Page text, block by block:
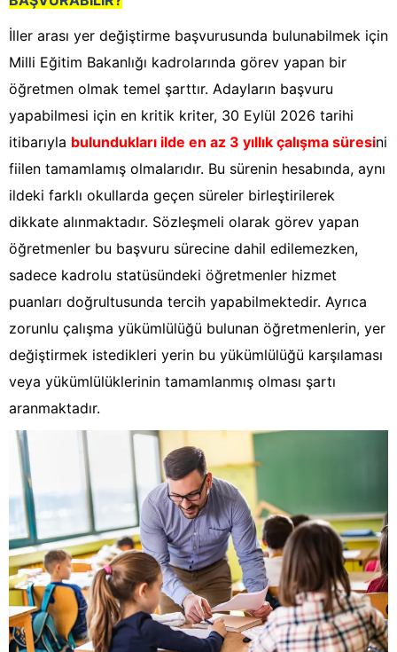
İller arası yer değiştirme başvurusunda bulunabilmek için
Milli Eğitim Bakanlığı kadrolarında görev yapan bir
öğretmen olmak temel şarttır. Adayların başvuru
yapabilmesi için en kritik kriter, 30 Eylül 2026 tarihi
itibarıyla bulundukları ilde en az 3 yıllık çalışma süresini
fiilen tamamlamış olmalarıdır. Bu sürenin hesabında, aynı
ildeki farklı okullarda geçen süreler birleştirilerek
dikkate alınmaktadır. Sözleşmeli olarak görev yapan
öğretmenler bu başvuru sürecine dahil edilemezken,
sadece kadrolu statüsündeki öğretmenler hizmet
puanları doğrultusunda tercih yapabilmektedir. Ayrıca
zorunlu çalışma yükümlülüğü bulunan öğretmenlerin, yer
değiştirmek istedikleri yerin bu yükümlülüğü karşılaması
veya yükümlülüklerinin tamamlanmış olması şartı
aranmaktadır.